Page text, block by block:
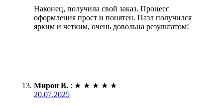
Наконец, получила свой заказ. Процесс
оформления прост и понятен. Пазл получился
ярким и четким, очень довольна результатом!
Мирон В. : ★ ★ ★ ★ ★
20.07.2025